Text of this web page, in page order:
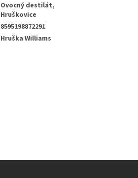
Ovocný destilát,
Hruškovice
8595198872291
Hruška Williams